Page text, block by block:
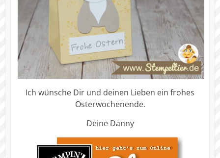
Ich wünsche Dir und deinen Lieben ein frohes
Osterwochenende.
Deine Danny